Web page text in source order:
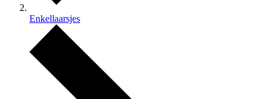
Enkellaarsjes